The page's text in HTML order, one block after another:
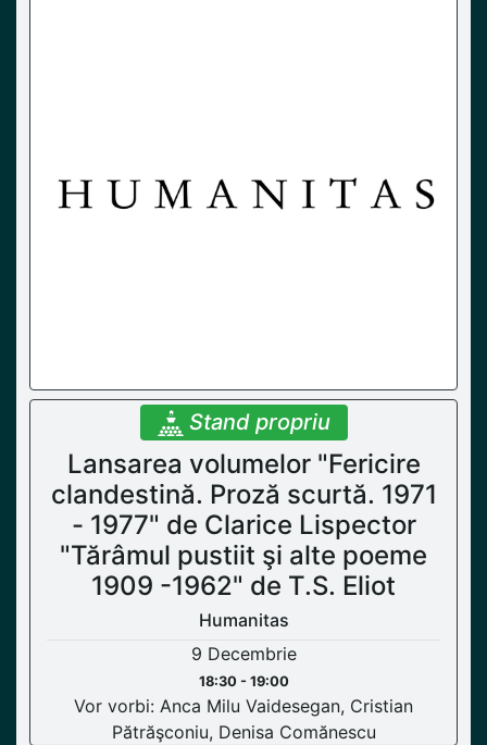
Stand propriu
Lansarea volumelor "Fericire
clandestină. Proză scurtă. 1971
- 1977" de Clarice Lispector
"Tărâmul pustiit şi alte poeme
1909 -1962" de T.S. Eliot
Humanitas
9 Decembrie
18:30 - 19:00
Vor vorbi: Anca Milu Vaidesegan, Cristian
Pătrăşconiu, Denisa Comănescu